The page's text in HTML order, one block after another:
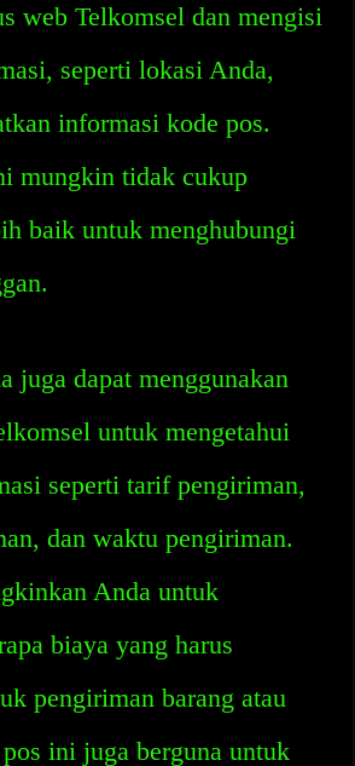
web Telkomsel dan mengisi
seperti lokasi Anda,
informasi kode pos.
mungkin tidak cukup
baik untuk menghubungi
juga dapat menggunakan
untuk mengetahui
seperti tarif pengiriman,
dan waktu pengiriman.
Anda untuk
biaya yang harus
pengiriman barang atau
ini juga berguna untuk